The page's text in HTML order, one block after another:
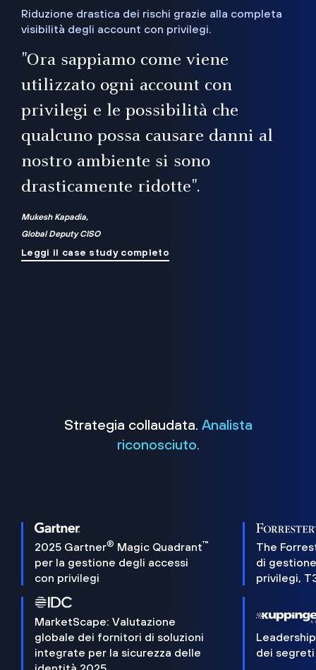
Riduzione drastica dei rischi grazie alla completa
visibilità degli account con privilegi.
"Ora sappiamo come viene
utilizzato ogni account con
privilegi e le possibilità che
qualcuno possa causare danni al
nostro ambiente si sono
drasticamente ridotte".
Mukesh Kapadia,
Global Deputy CISO
Leggi il case study completo
Strategia collaudata. Analista
riconosciuto.
2025 Gartner® Magic Quadrant™
per la gestione degli accessi
con privilegi
The
di
privilegi,
MarketScape: Valutazione
globale dei fornitori di soluzioni
integrate per la sicurezza delle
dei segreti